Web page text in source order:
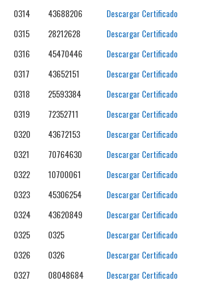
0314
43688206
Descargar Certificado
0315
28212628
Descargar Certificado
0316
45470446
Descargar Certificado
0317
43652151
Descargar Certificado
0318
25593384
Descargar Certificado
0319
72352711
Descargar Certificado
0320
43672153
Descargar Certificado
0321
70764630
Descargar Certificado
0322
10700061
Descargar Certificado
0323
45306254
Descargar Certificado
0324
43620849
Descargar Certificado
0325
0325
Descargar Certificado
0326
0326
Descargar Certificado
0327
08048684 Descargar Certificado